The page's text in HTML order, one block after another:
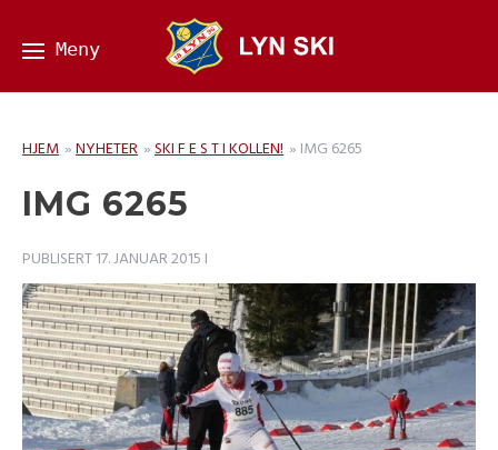
HJEM »NYHETER »SKI F E S T I KOLLEN! » IMG 6265
IMG 6265
PUBLISERT17. JANUAR 2015 I